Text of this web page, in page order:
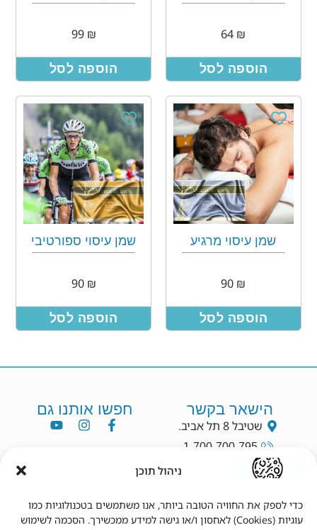
ניהול תוכן
כדי לספק את החוויה הטובה ביותר, אנו משתמשים בטכנולוגיות כמו
עוגיות (Cookies) לאחסון ו/או גישה למידע ממכשירך. הסכמה לשימוש
₪
64
הוספה לסל
₪
99
הוספה לסל
שמן עיסוי מרגיע
₪
הוספה לסל
שמן עיסוי ספורטיבי
₪
90
הוספה לסל
הישאר בקשר
שטיבל 8 תל אביב.
1-700-700-795
info@dryang.co.il
חפשו אותנו גם